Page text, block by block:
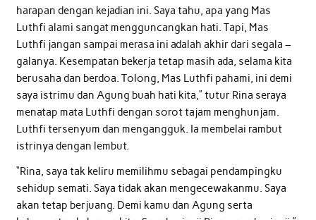
harapan dengan kejadian ini. Saya tahu, apa yang Mas
Luthfi alami sangat mengguncangkan hati. Tapi, Mas
Luthfi jangan sampai merasa ini adalah akhir dari segala –
galanya. Kesempatan bekerja tetap masih ada, selama kita
berusaha dan berdoa. Tolong, Mas Luthfi pahami, ini demi
saya istrimu dan Agung buah hati kita,” tutur Rina seraya
menatap mata Luthfi dengan sorot tajam menghunjam.
Luthfi tersenyum dan mengangguk. Ia membelai rambut
istrinya dengan lembut.
“Rina, saya tak keliru memilihmu sebagai pendampingku
sehidup semati. Saya tidak akan mengecewakanmu. Saya
akan tetap berjuang. Demi kamu dan Agung serta